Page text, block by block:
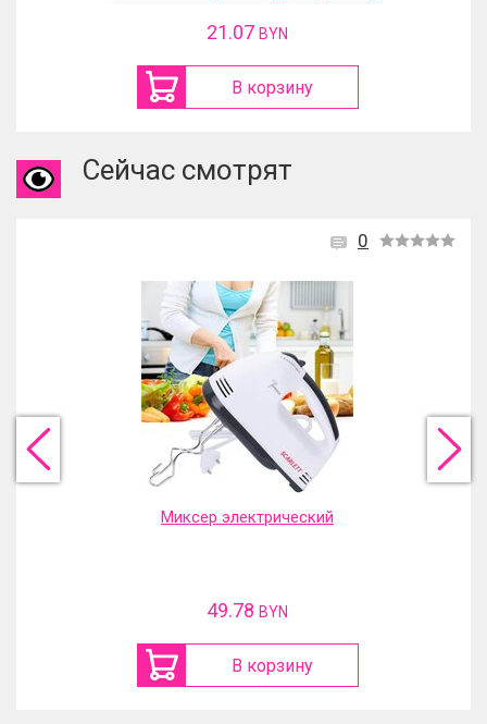
21.07 BYN
В корзину
Сейчас смотрят
0
Миксер электрический
49.78 BYN
В корзину